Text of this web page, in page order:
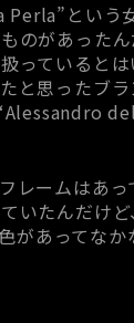
とい
のがあった
っていると
と思ったブ
レームはあ
たんだけ
があってな